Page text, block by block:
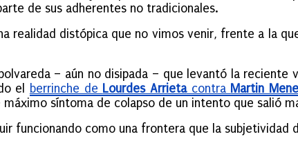
de sus adherentes no tradicionales.
realidad distópica que no vimos venir, frente a la
– aún no disipada – que levantó la
el berrinche de Lourdes Arrietacontra Martin
síntoma de colapso de un intento que salió
funcionando como una frontera que la